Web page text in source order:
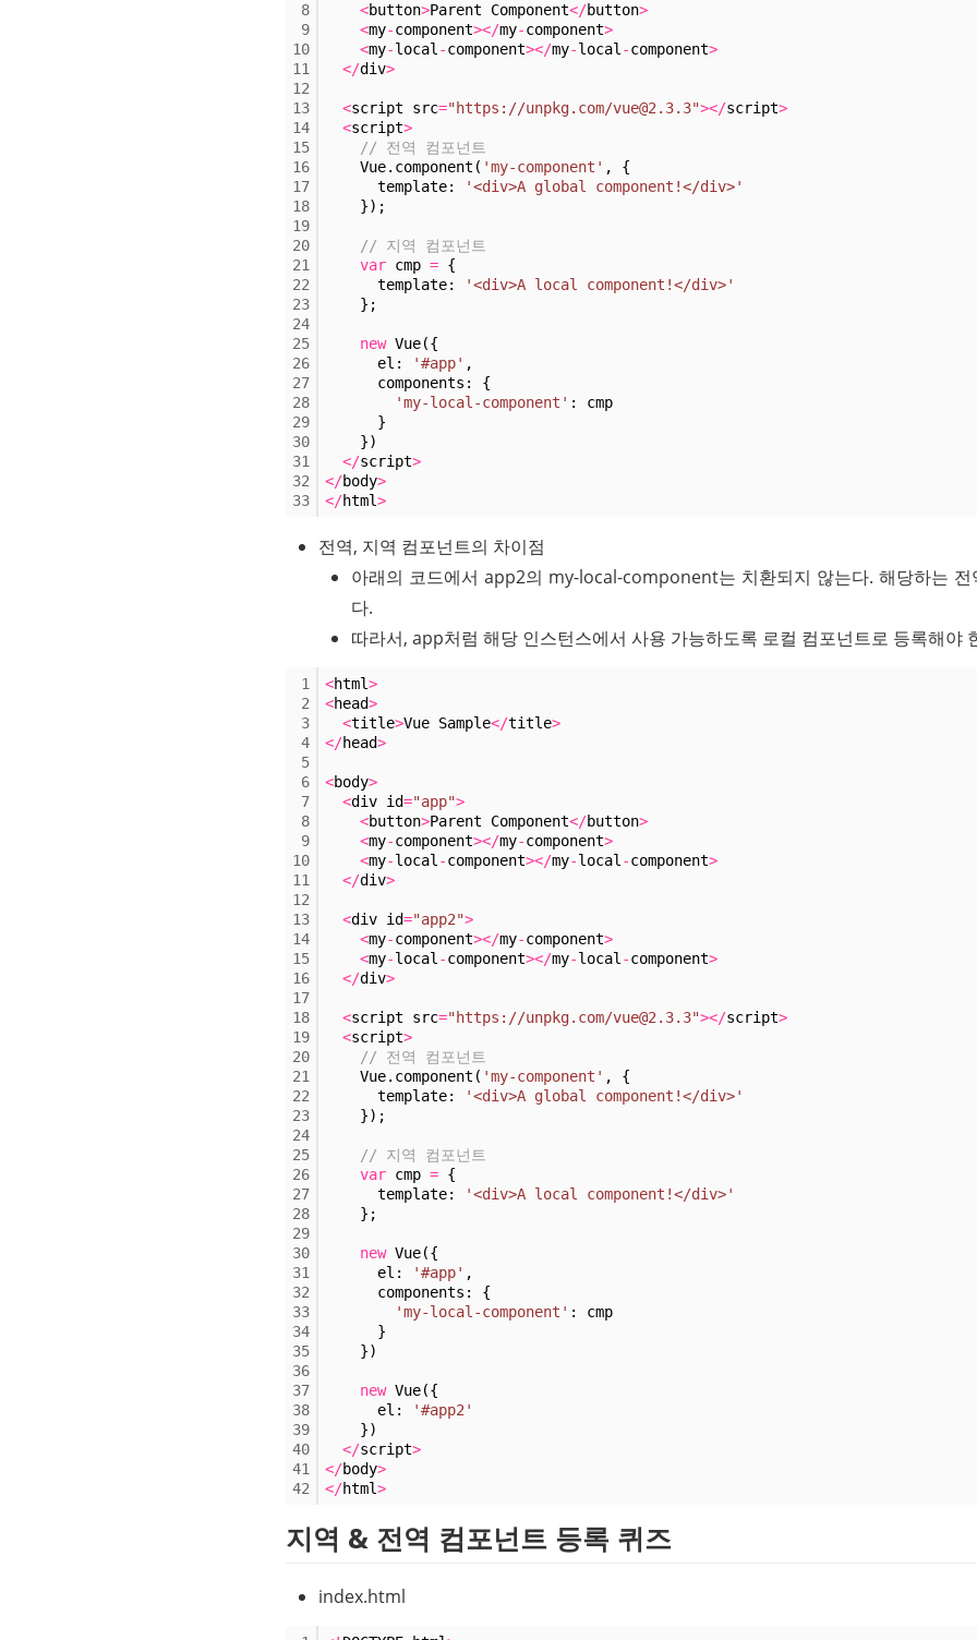
8
9
10
11
12
13
14
15
16
17
18
19
20
21
22
23
24
25
26
27
28
29
30
31
32
33
<button>Parent Component</button>
<my-component></my-component>
<my-local -component></my-local -component>
</div>
<script src="https://unpkg.com/vue@2.3.3"></script>
<script>
// 전역 컴포넌트
Vue.component( 'my-component' , {
template:
'<div>A global component!</div>'
});
// 지역 컴포넌트
var cmp = {
template:
'<div>A local component!</div>'
};
new Vue({
el:
'#app' ,
components: {
'my-local-component' : cmp
}
})
</script>
</body>
</html>
전역, 지역 컴포넌트의 차이점
아래의 코드에서 app2의 my-local-component는 치환되지 않는다. 해당하는 전
다.
따라서, app처럼 해당 인스턴스에서 사용 가능하도록 로컬 컴포넌트로 등록해야
1
2
3
4
5
6
7
8
9
10
11
12
13
14
15
16
17
18
19
20
21
22
23
24
25
26
27
28
29
30
31
32
33
34
35
36
37
38
39
40
41
42
<html>
<head>
<title>Vue Sample</title>
</head>
<body>
<div id="app">
<button>Parent Component</button>
<my-component></my-component>
<my-local -component></my-local -component>
</div>
<div id="app2">
<my-component></my-component>
<my-local -component></my-local -component>
</div>
<script src="https://unpkg.com/vue@2.3.3"></script>
<script>
// 전역 컴포넌트
Vue.component( 'my-component' , {
template:
'<div>A global component!</div>'
});
// 지역 컴포넌트
var cmp = {
template:
'<div>A local component!</div>'
};
new Vue({
el:
'#app' ,
components: {
'my-local-component' : cmp
}
})
new Vue({
el:
'#app2'
})
</script>
</body>
</html>
지역 & 전역 컴포넌트 등록 퀴즈
index.html